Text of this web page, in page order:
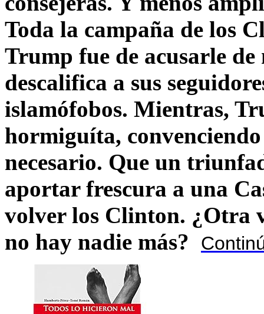
Toda la campaña de los
Trump fue de acusarle
descalifica a sus
islamófobos. Mientras,
hormiguíta,
necesario. Que un
aportar frescura a una
volver los Clinton. ¿Otra
no hay nadie más?